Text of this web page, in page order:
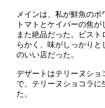
メインは、私が鮮魚の
トマトとケイパーの焦
また絶品だった。ビス
らかく、味がしっかり
のいい店だった。
デザートはテリーヌシ
で、テリーヌショコラに
た。